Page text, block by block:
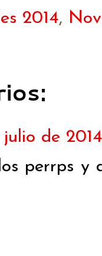
2014,
julio de
perrps y